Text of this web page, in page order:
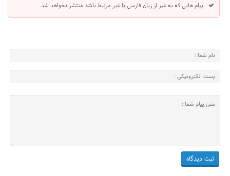
پیام هایی که به غیر از زبان فارسی یا غیر مرتبط باشد منتشر نخواهد شد.